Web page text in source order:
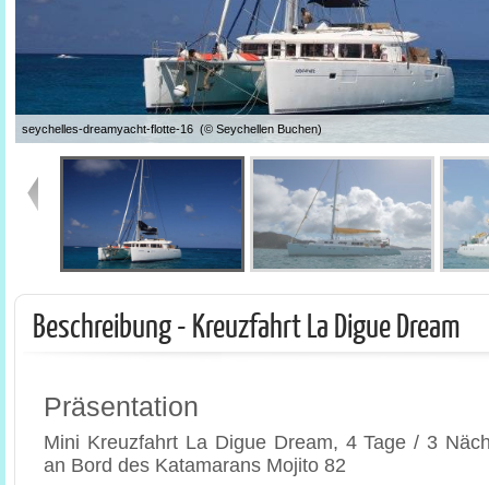
seychelles-dreamyacht-flotte-16 (© Seychellen Buchen)
Beschreibung - Kreuzfahrt La Digue Dream
Präsentation
Mini Kreuzfahrt La Digue Dream, 4 Tage / 3
an Bord des Katamarans Mojito 82